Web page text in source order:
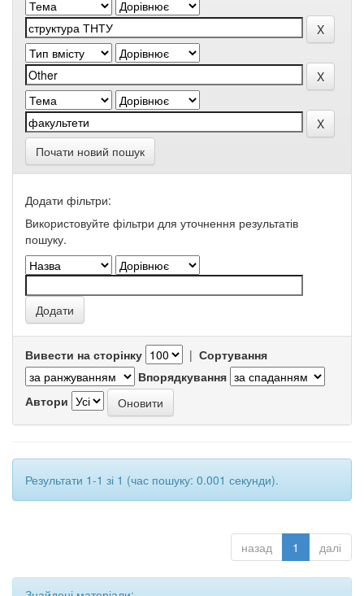
Почати новий пошук
Додати фільтри:
Використовуйте фільтри для уточнення результатів
пошуку.
Вивести на сторінку | Сортування
Впорядкування
Автори
Результати 1-1 зі 1 (час пошуку: 0.001 секунди).
назад 1 далі